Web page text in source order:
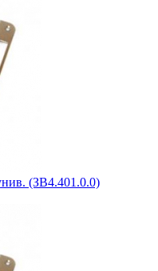
(ЗВ4.401.0.0)